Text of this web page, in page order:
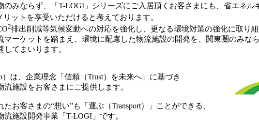
のみならず、「T-LOGI」シリーズにご入居頂くお客さまにも、省エネル
ットを享受いただけると考えております。
2排出削減等気候変動への対応を強化し、更なる環境対策の強化に取り
マーケットを踏まえ、環境に配慮した物流施設の開発を、関東圏のみな
てまいります。
）は、企業理念「信頼（Trust）を未来へ」に基づき
流施設をお客さまにご提供します。
お客さまの“想い”も「運ぶ（Transport）」ことができる、
施設開発事業「T-LOGI」です。